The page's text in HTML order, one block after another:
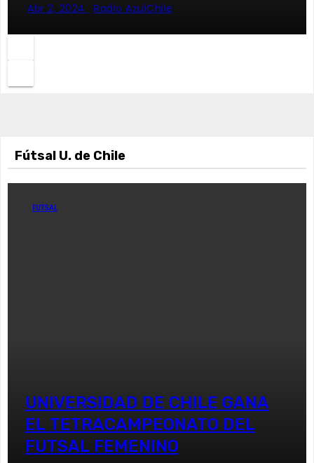
Abr 2, 2024 Radio AzulChile
Fútsal U. de Chile
FUTSAL
UNIVERSIDAD DE CHILE GANA
EL TETRACAMPEONATO DEL
FUTSAL FEMENINO